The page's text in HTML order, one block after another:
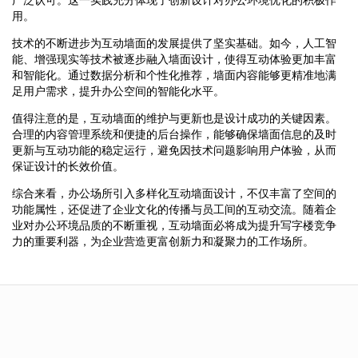
用。
技术的不断进步为互动墙面的发展提供了坚实基础。如今，人工智
能、增强现实等技术被逐步融入墙面设计，使得互动体验更加丰富
和智能化。通过数据分析和个性化推荐，墙面内容能够更精准地满
足用户需求，提升办公空间的智能化水平。
值得注意的是，互动墙面的维护与更新也是设计成功的关键因素。
合理的内容管理系统和便捷的后台操作，能够确保墙面信息的及时
更新与互动功能的稳定运行，避免因技术问题影响用户体验，从而
保证设计的长效价值。
综合来看，办公场所引入多样化互动墙面设计，不仅丰富了空间的
功能属性，还促进了企业文化的传播与员工间的互动交流。随着企
业对办公环境品质的不断重视，互动墙面必将成为提升写字楼竞争
力的重要利器，为企业营造更富创新力和凝聚力的工作场所。